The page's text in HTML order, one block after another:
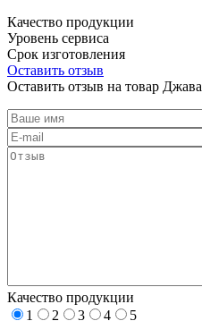
Качество продукции
Уровень сервиса
Срок изготовления
Оставить отзыв
Оставить отзыв на товар Джава
Качество продукции
1
2 3 4
5